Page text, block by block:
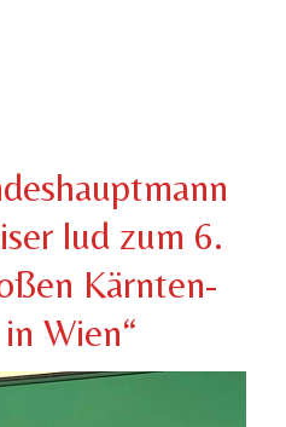
lud zum 6.
Kärnten-
Wien“